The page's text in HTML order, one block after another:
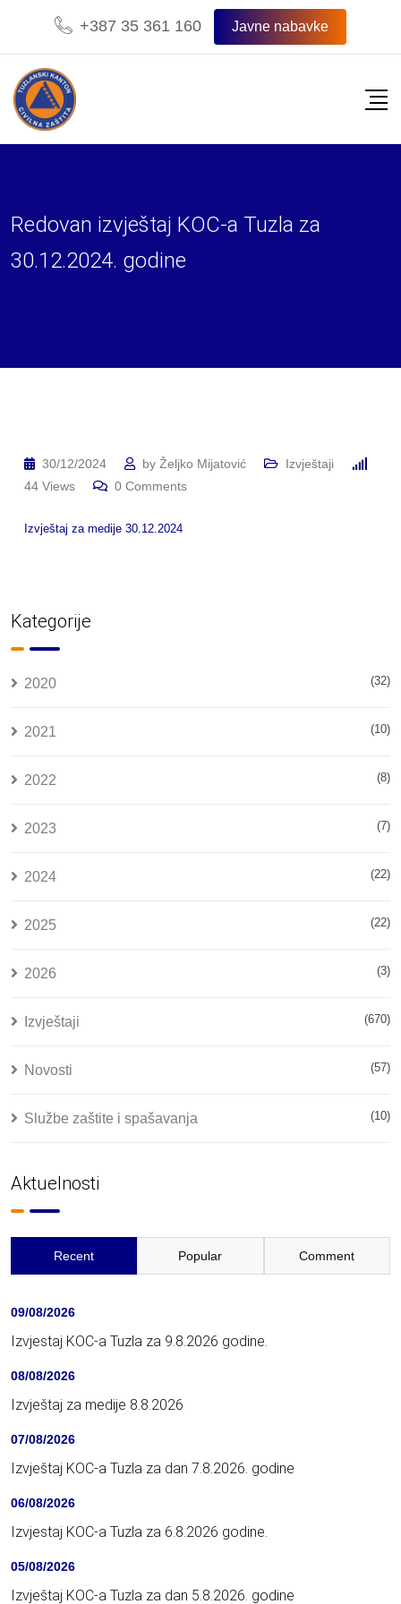
content
+387 35 361 160 Javne nabavke
Redovan izvještaj KOC-a Tuzla za
30.12.2024. godine
30/12/2024 by Željko Mijatović
Izvještaji
44 Views 0 Comments
Izvještaj za medije 30.12.2024
Kategorije
2020 (32)
2021 (10)
2022 (8)
2023 (7)
2024 (22)
2025 (22)
2026 (3)
Izvještaji (670)
Novosti (57)
Službe zaštite i spašavanja (10)
Aktuelnosti
Recent Popular Comment
09/08/2026
Izvjestaj KOC-a Tuzla za 9.8.2026 godine.
08/08/2026
Izvještaj za medije 8.8.2026
07/08/2026
Izvještaj KOC-a Tuzla za dan 7.8.2026. godine
06/08/2026
Izvjestaj KOC-a Tuzla za 6.8.2026 godine.
05/08/2026
Izvještaj KOC-a Tuzla za dan 5.8.2026. godine